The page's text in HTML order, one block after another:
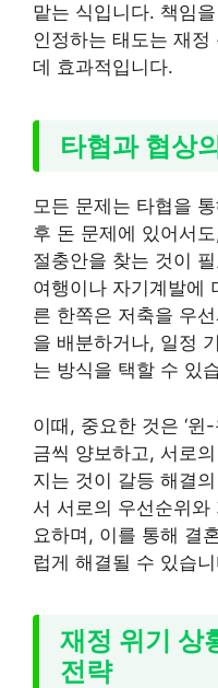
맡는 식입니다. 책임
인정하는 태도는 재
데 효과적입니다.
타협과 협상
모든 문제는 타협을
후 돈 문제에 있어서
절충안을 찾는 것이
여행이나 자기계발에
른 한쪽은 저축을 우
을 배분하거나, 일정
는 방식을 택할 수 있
이때, 중요한 것은 ‘윈
금씩 양보하고, 서로
지는 것이 갈등 해결
서 서로의 우선순위와
요하며, 이를 통해 결
럽게 해결될 수 있습
재정 위기 상
전략